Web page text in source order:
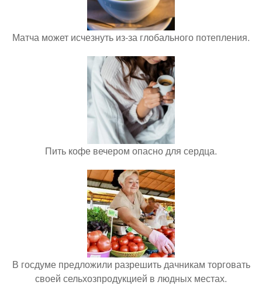
Матча может исчезнуть из-за глобального потепления.
Пить кофе вечером опасно для сердца.
В госдуме предложили разрешить дачникам торговать
своей сельхозпродукцией в людных местах.